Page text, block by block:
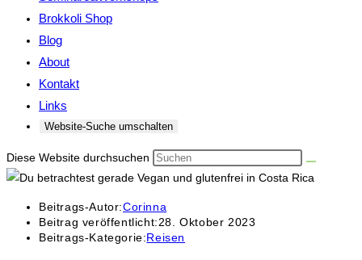
Brokkoli Shop
Blog
About
Kontakt
Links
Website-Suche umschalten
Diese Website durchsuchen
Beitrags-Autor:Corinna
Beitrag veröffentlicht:28. Oktober 2023
Beitrags-Kategorie:Reisen